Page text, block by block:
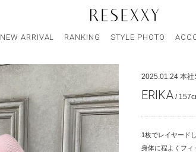
NEW ARRIVAL RANKING STYLE PHOTO
2025.01.24 本社
ERIKA /
1枚でレイヤード
身体に程よくフィ